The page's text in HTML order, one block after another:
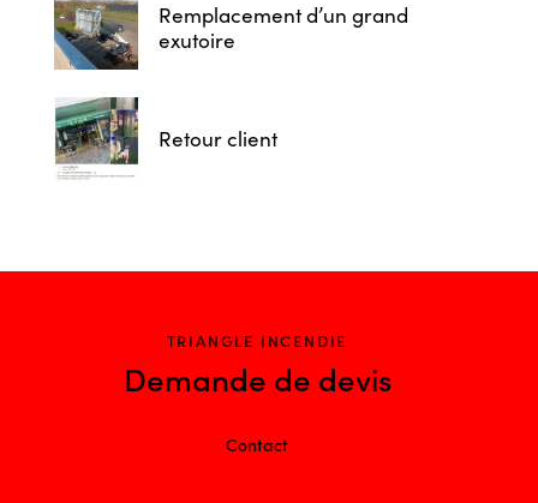
Remplacement d’un grand
exutoire
Retour client
TRIANGLE INCENDIE
Demande de devis
Contact